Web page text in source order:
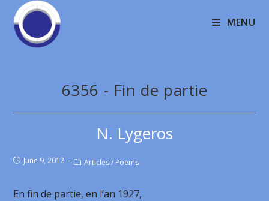
MENU
6356 - Fin de partie
N. Lygeros
June 9, 2012 Articles / Poems
En fin de partie, en l’an 1927,